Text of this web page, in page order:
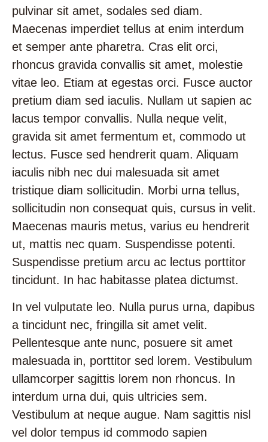
pulvinar sit amet, sodales sed diam.
Maecenas imperdiet tellus at enim interdum
et semper ante pharetra. Cras elit orci,
rhoncus gravida convallis sit amet, molestie
vitae leo. Etiam at egestas orci. Fusce auctor
pretium diam sed iaculis. Nullam ut sapien ac
lacus tempor convallis. Nulla neque velit,
gravida sit amet fermentum et, commodo ut
lectus. Fusce sed hendrerit quam. Aliquam
iaculis nibh nec dui malesuada sit amet
tristique diam sollicitudin. Morbi urna tellus,
sollicitudin non consequat quis, cursus in velit.
Maecenas mauris metus, varius eu hendrerit
ut, mattis nec quam. Suspendisse potenti.
Suspendisse pretium arcu ac lectus porttitor
tincidunt. In hac habitasse platea dictumst.
In vel vulputate leo. Nulla purus urna, dapibus
a tincidunt nec, fringilla sit amet velit.
Pellentesque ante nunc, posuere sit amet
malesuada in, porttitor sed lorem. Vestibulum
ullamcorper sagittis lorem non rhoncus. In
interdum urna dui, quis ultricies sem.
Vestibulum at neque augue. Nam sagittis nisl
vel dolor tempus id commodo sapien